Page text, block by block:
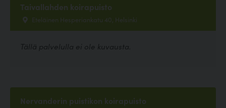
Taivallahden koirapuisto
Eteläinen Hesperiankatu 40, Helsinki
Tällä palvelulla ei ole kuvausta.
Nervanderin puistikon koirapuisto